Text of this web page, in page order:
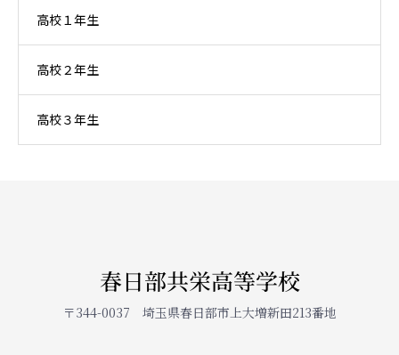
高校１年生
高校２年生
高校３年生
春日部共栄高等学校
〒344-0037 埼玉県春日部市上大増新田213番地